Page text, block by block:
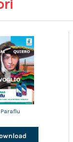
Paraflu